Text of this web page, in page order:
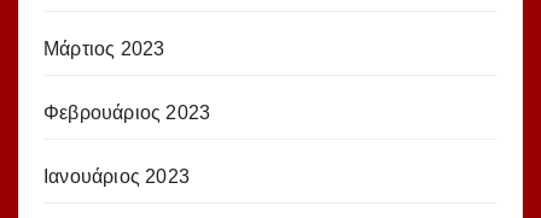
Μάρτιος 2023
Φεβρουάριος 2023
Ιανουάριος 2023